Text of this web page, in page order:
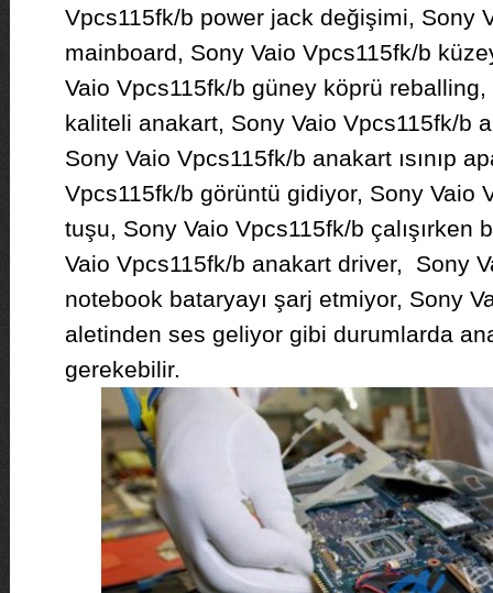
Vpcs115fk/b power jack değişimi, Sony
mainboard, Sony Vaio Vpcs115fk/b
Vaio Vpcs115fk/b güney köprü
kaliteli anakart, Sony Vaio Vpcs115fk/b
Sony Vaio Vpcs115fk/b anakart ısınıp
Vpcs115fk/b görüntü gidiyor, Sony Vaio
tuşu, Sony Vaio Vpcs115fk/b çalışırken
Vaio Vpcs115fk/b anakart driver, Sony
notebook bataryayı şarj etmiyor, Sony
aletinden ses geliyor gibi durumlarda
gerekebilir.